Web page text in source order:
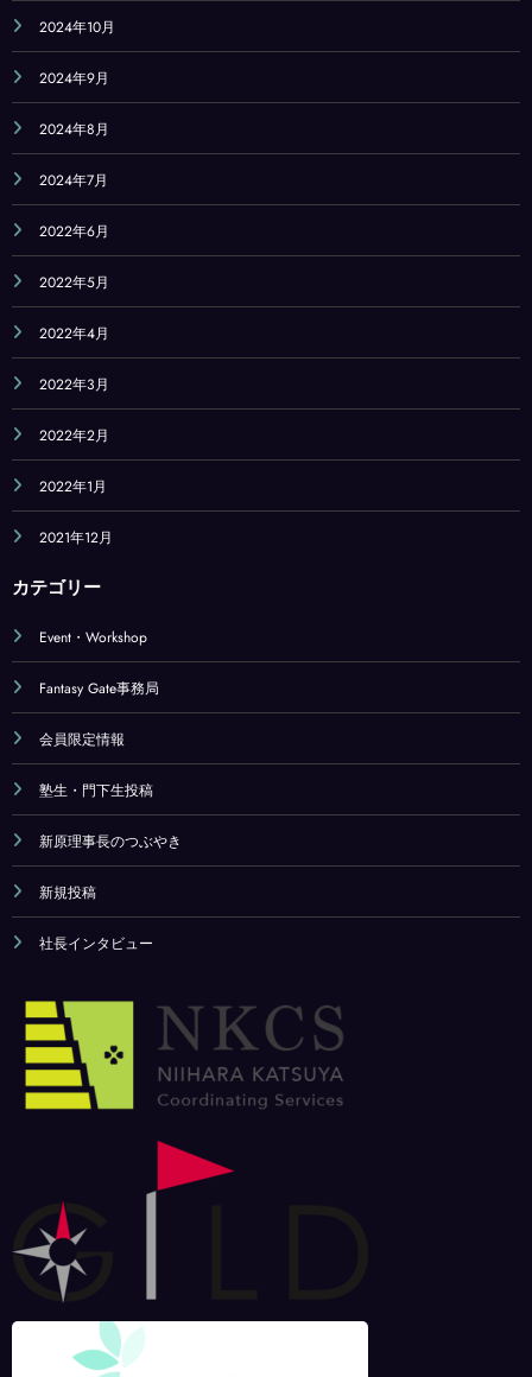
2024年10月
2024年9月
2024年8月
2024年7月
2022年6月
2022年5月
2022年4月
2022年3月
2022年2月
2022年1月
2021年12月
カテゴリー
Event・Workshop
Fantasy Gate事務局
会員限定情報
塾生・門下生投稿
新原理事長のつぶやき
新規投稿
社長インタビュー